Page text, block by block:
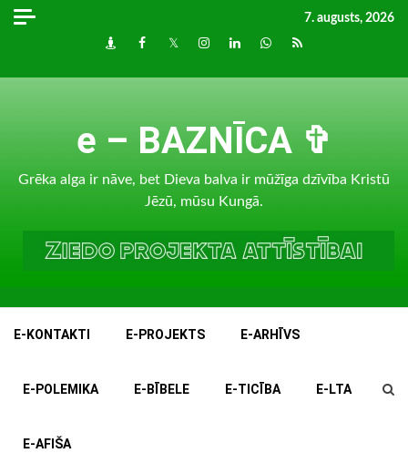
Skip
7. augusts, 2026
DraugiemFacebook
TwitterInstagram
LinkedInwhatsapp
RSS
e – BAZNĪCA ✞
Grēka alga ir nāve, bet Dieva balva ir mūžīga dzīvība Kristū
Jēzū, mūsu Kungā.
E-KONTAKTI E-PROJEKTS E-ARHĪVS
E-POLEMIKA E-BĪBELE E-TICĪBA E-LTA
E-AFIŠA